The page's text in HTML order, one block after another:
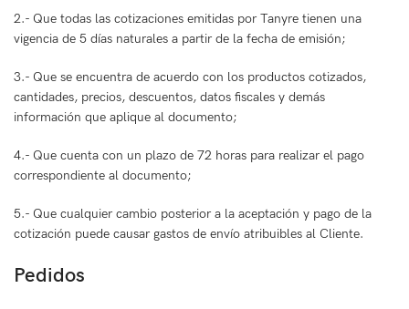
2.- Que todas las cotizaciones emitidas por Tanyre tienen una
vigencia de 5 días naturales a partir de la fecha de emisión;
3.- Que se encuentra de acuerdo con los productos cotizados,
cantidades, precios, descuentos, datos fiscales y demás
información que aplique al documento;
4.- Que cuenta con un plazo de 72 horas para realizar el pago
correspondiente al documento;
5.- Que cualquier cambio posterior a la aceptación y pago de la
cotización puede causar gastos de envío atribuibles al Cliente.
Pedidos